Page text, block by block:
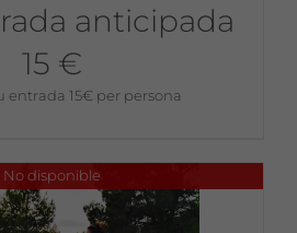
anticipada
15 €
entrada 15€ per persona
No disponible